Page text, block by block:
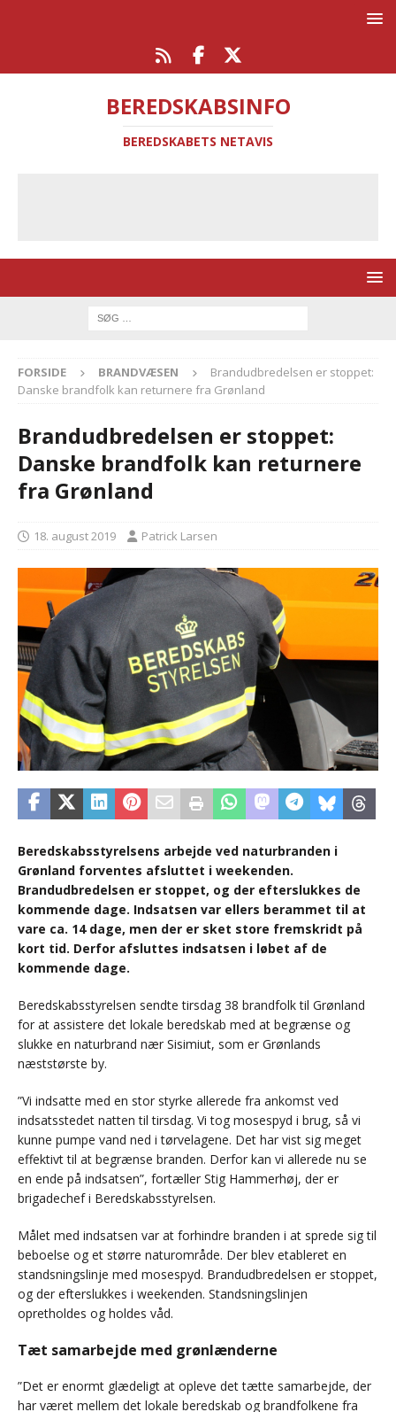
BEREDSKABSINFO
BEREDSKABETS NETAVIS
FORSIDE BRANDVÆSEN
Brandudbredelsen er stoppet:
Danske brandfolk kan returnere fra Grønland
Brandudbredelsen er stoppet:
Danske brandfolk kan returnere
fra Grønland
18. august 2019 Patrick Larsen
Beredskabsstyrelsens arbejde ved naturbranden i
Grønland forventes afsluttet i weekenden.
Brandudbredelsen er stoppet, og der efterslukkes de
kommende dage. Indsatsen var ellers berammet til at
vare ca. 14 dage, men der er sket store fremskridt på
kort tid. Derfor afsluttes indsatsen i løbet af de
kommende dage.
Beredskabsstyrelsen sendte tirsdag 38 brandfolk til Grønland
for at assistere det lokale beredskab med at begrænse og
slukke en naturbrand nær Sisimiut, som er Grønlands
næststørste by.
”Vi indsatte med en stor styrke allerede fra ankomst ved
indsatsstedet natten til tirsdag. Vi tog mosespyd i brug, så vi
kunne pumpe vand ned i tørvelagene. Det har vist sig meget
effektivt til at begrænse branden. Derfor kan vi allerede nu se
en ende på indsatsen”, fortæller Stig Hammerhøj, der er
brigadechef i Beredskabsstyrelsen.
Målet med indsatsen var at forhindre branden i at sprede sig til
beboelse og et større naturområde. Der blev etableret en
standsningslinje med mosespyd. Brandudbredelsen er stoppet,
og der efterslukkes i weekenden. Standsningslinjen
opretholdes og holdes våd.
Tæt samarbejde med grønlænderne
”Det er enormt glædeligt at opleve det tætte samarbejde, der
har været mellem det lokale beredskab og brandfolkene fra